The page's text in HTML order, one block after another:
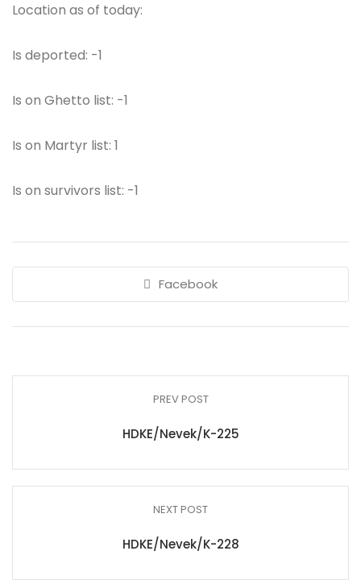
Location as of today:
Is deported: -1
Is on Ghetto list: -1
Is on Martyr list: 1
Is on survivors list: -1
Facebook
PREV POST
HDKE/Nevek/K-225
NEXT POST
HDKE/Nevek/K-228